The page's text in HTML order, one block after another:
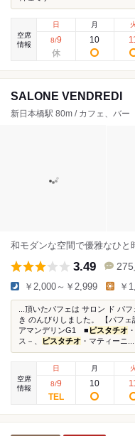
空席
情報
日
8/9
月
10
SALONE VENDREDI
新日本橋駅 80m / カフェ、バー
和モダンな空間で優雅なひと
3.49 275
￥2,000～￥2,999 ￥
...頂いたパフェは サロン ド パ
き のんびりしました。 【パフ
アマンデリンG1 ■ ピスタチオ
ス－、
ピスタチオ ・マティーニ...
空席
情報
日
8/9
月
10